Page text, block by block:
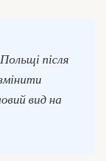
після
вид на